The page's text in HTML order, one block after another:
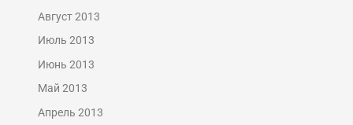
Август 2013
Июль 2013
Июнь 2013
Май 2013
Апрель 2013